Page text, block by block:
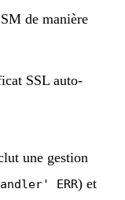
de manière
SSL auto-
une gestion
ERR) et